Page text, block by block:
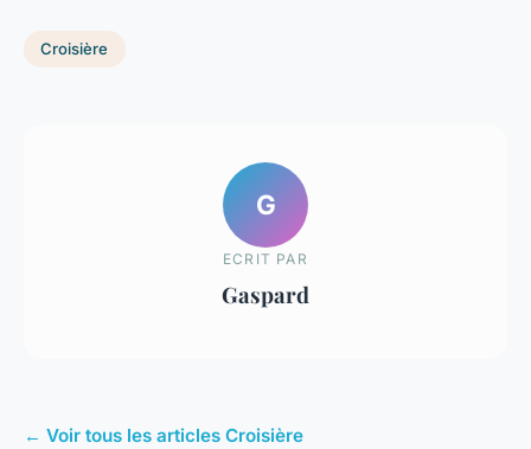
Croisière
G
ECRIT PAR
Gaspard
← Voir tous les articles Croisière